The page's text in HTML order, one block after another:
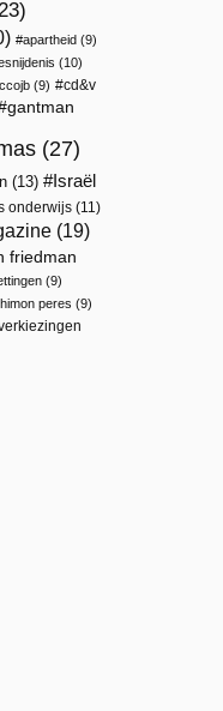
apartheid (9)
(10)
ccojb (9)
cd&v
gantman
(27)
(13)
Israël
onderwijs (11)
(19)
friedman
(9)
peres (9)